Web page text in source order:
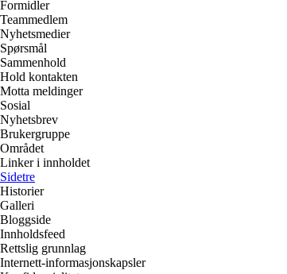
Formidler
Teammedlem
Nyhetsmedier
Spørsmål
Sammenhold
Hold kontakten
Motta meldinger
Sosial
Nyhetsbrev
Brukergruppe
Området
Linker i innholdet
Sidetre
Historier
Galleri
Bloggside
Innholdsfeed
Rettslig grunnlag
Internett-informasjonskapsler